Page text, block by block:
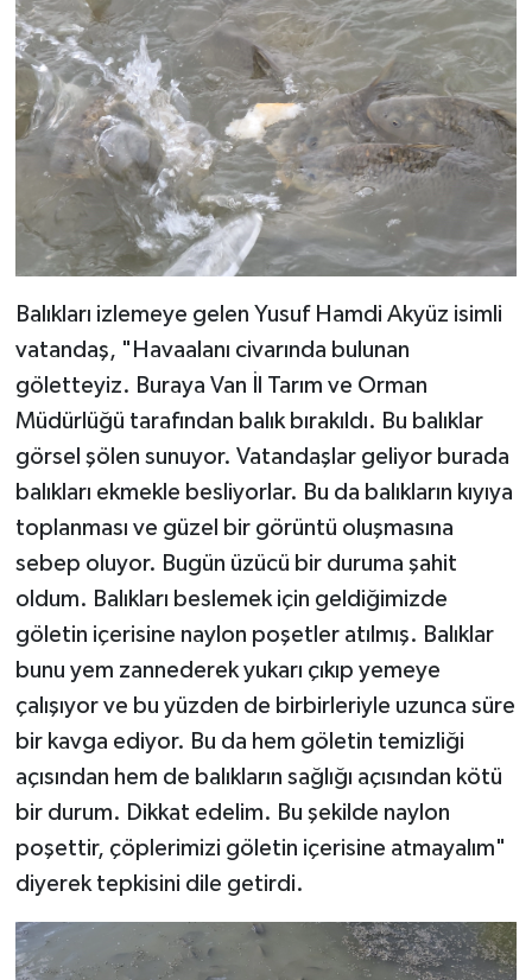
Balıkları izlemeye gelen Yusuf Hamdi Akyüz isimli
vatandaş, "Havaalanı civarında bulunan
göletteyiz. Buraya Van İl Tarım ve Orman
Müdürlüğü tarafından balık bırakıldı. Bu balıklar
görsel şölen sunuyor. Vatandaşlar geliyor burada
balıkları ekmekle besliyorlar. Bu da balıkların kıyıya
toplanması ve güzel bir görüntü oluşmasına
sebep oluyor. Bugün üzücü bir duruma şahit
oldum. Balıkları beslemek için geldiğimizde
göletin içerisine naylon poşetler atılmış. Balıklar
bunu yem zannederek yukarı çıkıp yemeye
çalışıyor ve bu yüzden de birbirleriyle uzunca süre
bir kavga ediyor. Bu da hem göletin temizliği
açısından hem de balıkların sağlığı açısından kötü
bir durum. Dikkat edelim. Bu şekilde naylon
poşettir, çöplerimizi göletin içerisine atmayalım"
diyerek tepkisini dile getirdi.